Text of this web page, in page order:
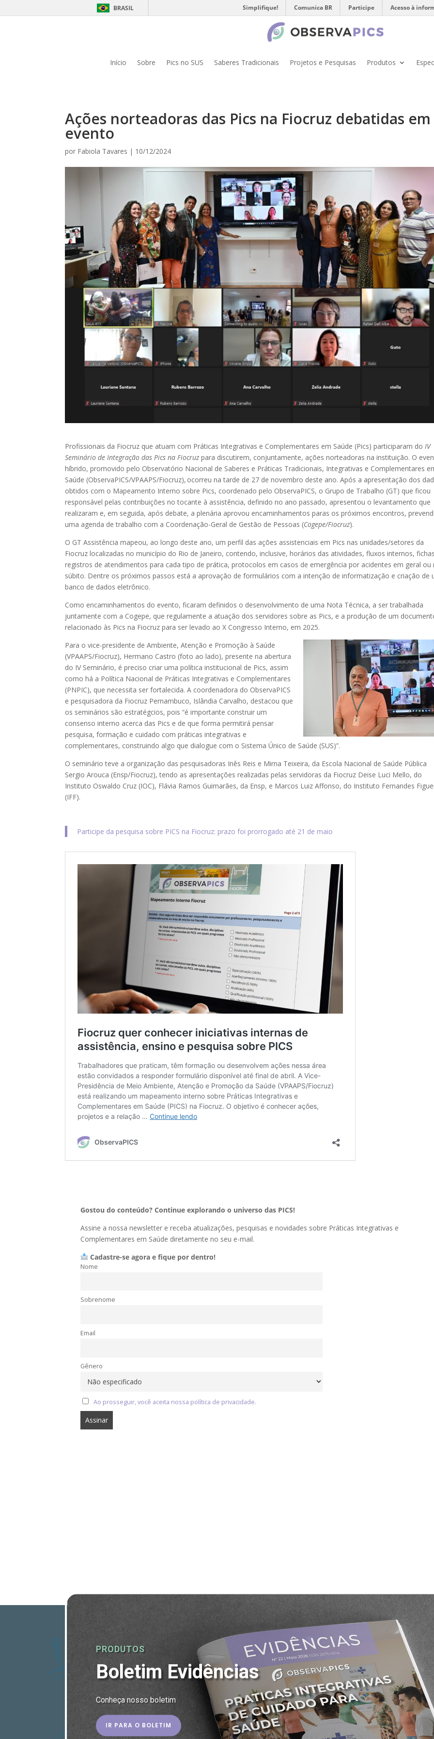
BRASIL Simplifique! Comunica BR Participe Acesso à
Início Sobre Pics no SUS Saberes Tradicionais Projetos e Pesquisas Produtos
Ações norteadoras das Pics na Fiocruz debatidas em
evento
por Fabiola Tavares | 10/12/2024
Profissionais da Fiocruz que atuam com Práticas Integrativas e Complementares em Saúde (Pics) participaram do IV
Seminário de Integração das Pics na Fiocruz para discutirem, conjuntamente, ações norteadoras na instituição. O
híbrido, promovido pelo Observatório Nacional de Saberes e Práticas Tradicionais, Integrativas e Complementares
Saúde (ObservaPICS/VPAAPS/Fiocruz), ocorreu na tarde de 27 de novembro deste ano. Após a apresentação dos
obtidos com o Mapeamento Interno sobre Pics, coordenado pelo ObservaPICS, o Grupo de Trabalho (GT) que ficou
responsável pelas contribuições no tocante à assistência, definido no ano passado, apresentou o levantamento que
realizaram e, em seguida, após debate, a plenária aprovou encaminhamentos paras os próximos encontros,
uma agenda de trabalho com a Coordenação-Geral de Gestão de Pessoas (Cogepe/Fiocruz).
O GT Assistência mapeou, ao longo deste ano, um perfil das ações assistenciais em Pics nas unidades/setores da
Fiocruz localizadas no município do Rio de Janeiro, contendo, inclusive, horários das atividades, fluxos internos,
registros de atendimentos para cada tipo de prática, protocolos em casos de emergência por acidentes em geral ou
súbito. Dentre os próximos passos está a aprovação de formulários com a intenção de informatização e criação de
banco de dados eletrônico.
Como encaminhamentos do evento, ficaram definidos o desenvolvimento de uma Nota Técnica, a ser trabalhada
juntamente com a Cogepe, que regulamente a atuação dos servidores sobre as Pics, e a produção de um
relacionado às Pics na Fiocruz para ser levado ao X Congresso Interno, em 2025.
Para o vice-presidente de Ambiente, Atenção e Promoção à Saúde
(VPAAPS/Fiocruz), Hermano Castro (foto ao lado), presente na abertura
do IV Seminário, é preciso criar uma política institucional de Pics, assim
como há a Política Nacional de Práticas Integrativas e Complementares
(PNPIC), que necessita ser fortalecida. A coordenadora do ObservaPICS
e pesquisadora da Fiocruz Pernambuco, Islândia Carvalho, destacou que
os seminários são estratégcios, pois “é importante construir um
consenso interno acerca das Pics e de que forma permitirá pensar
pesquisa, formação e cuidado com práticas integrativas e
complementares, construindo algo que dialogue com o Sistema Único de Saúde (SUS)”.
O seminário teve a organização das pesquisadoras Inês Reis e Mirna Teixeira, da Escola Nacional de Saúde Pública
Sergio Arouca (Ensp/Fiocruz), tendo as apresentações realizadas pelas servidoras da Fiocruz Deise Luci Mello, do
Instituto Oswaldo Cruz (IOC), Flávia Ramos Guimarães, da Ensp, e Marcos Luiz Affonso, do Instituto Fernandes
(IFF).
Participe da pesquisa sobre PICS na Fiocruz: prazo foi prorrogado até 21 de maio
Gostou do conteúdo? Continue explorando o universo das PICS!
Assine a nossa newsletter e receba atualizações, pesquisas e novidades sobre Práticas Integrativas e
Complementares em Saúde diretamente no seu e-mail.
Cadastre-se agora e fique por dentro!
Nome
Sobrenome
Email
Gênero
Ao prosseguir, você aceita nossa política de privacidade.
PRODUTOS
Boletim Evidências
Conheça nosso boletim
IR PARA O BOLETIM